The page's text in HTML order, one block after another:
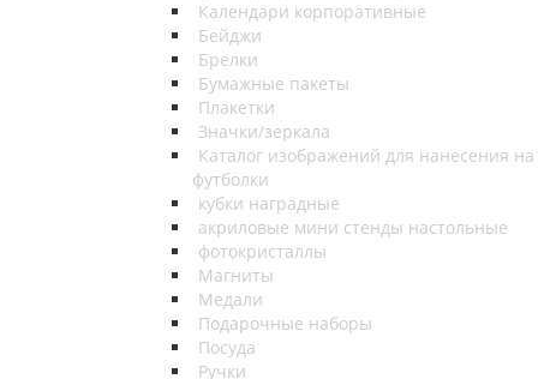
Календари корпоративные
Бейджи
Брелки
Бумажные пакеты
Плакетки
Значки/зеркала
Каталог изображений для нанесения на
футболки
кубки наградные
акриловые мини стенды настольные
фотокристаллы
Магниты
Медали
Подарочные наборы
Посуда
Ручки